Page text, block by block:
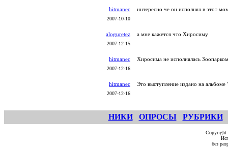
hitmanec
2007-10-10
интересно че он исполнял в этот
aloguretez
2007-12-15
а мне кажется что Хиросиму
hitmanec
2007-12-16
Хиросима не исполнялась
hitmanec
2007-12-16
Это выступление издано на
НИКИ ОПРОСЫ РУБРИКИ
без